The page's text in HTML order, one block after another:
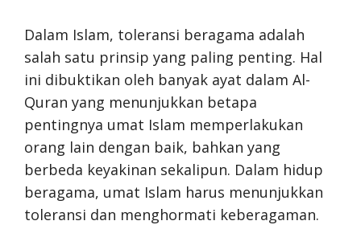
Dalam Islam, toleransi beragama adalah
salah satu prinsip yang paling penting. Hal
ini dibuktikan oleh banyak ayat dalam Al-
Quran yang menunjukkan betapa
pentingnya umat Islam memperlakukan
orang lain dengan baik, bahkan yang
berbeda keyakinan sekalipun. Dalam hidup
beragama, umat Islam harus menunjukkan
toleransi dan menghormati keberagaman.